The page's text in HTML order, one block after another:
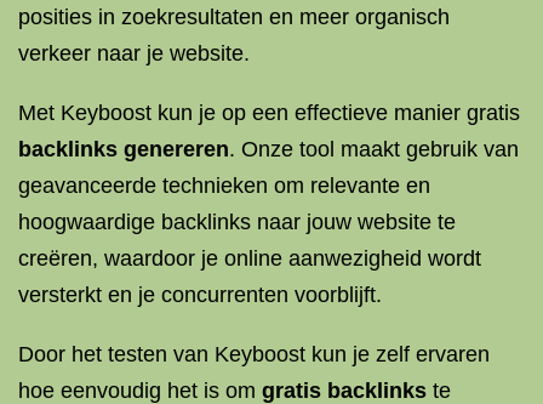
posities in zoekresultaten en meer organisch
verkeer naar je website.
Met Keyboost kun je op een effectieve manier gratis
backlinks genereren. Onze tool maakt gebruik van
geavanceerde technieken om relevante en
hoogwaardige backlinks naar jouw website te
creëren, waardoor je online aanwezigheid wordt
versterkt en je concurrenten voorblijft.
Door het testen van Keyboost kun je zelf ervaren
hoe eenvoudig het is om gratis backlinks te